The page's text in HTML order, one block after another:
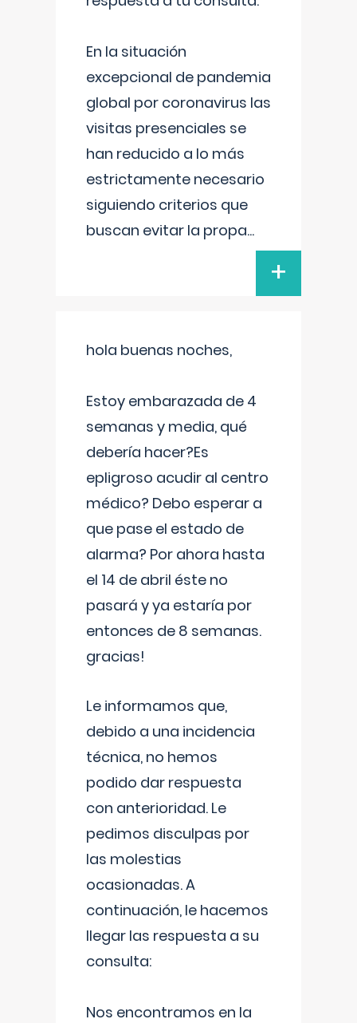
En la situación
excepcional de pandemia
global por coronavirus las
visitas presenciales se
han reducido a lo más
estrictamente necesario
siguiendo criterios que
buscan evitar la propa...
+
hola buenas noches,
Estoy embarazada de 4
semanas y media, qué
debería hacer?Es
epligroso acudir al centro
médico? Debo esperar a
que pase el estado de
alarma? Por ahora hasta
el 14 de abril éste no
pasará y ya estaría por
entonces de 8 semanas.
gracias!
Le informamos que,
debido a una incidencia
técnica, no hemos
podido dar respuesta
con anterioridad. Le
pedimos disculpas por
las molestias
ocasionadas. A
continuación, le hacemos
llegar las respuesta a su
consulta:
Nos encontramos en la